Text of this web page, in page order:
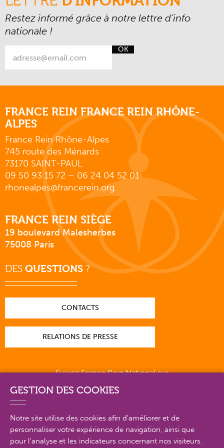
Restez informé grâce à notre lettre d’info
nationale !
OK
FRANCE REIN FRANCE REIN RHÔNE-
ALPES
France Rein Rhône-Alpes
745 route des Ménards
73170 SAINT-PAUL
09 50 93 15 72 – 06 24 04 52 01
rhonealpes@francerein.org
FRANCE REIN SIÈGE
19 boulevard Malesherbes
75008 Paris
DES QUESTIONS ?
CONTACTS
RELATIONS DE PRESSE
Suivez France Rein National sur
PLAN DU SITE EN DÉTAIL
GESTION DES COOKIES
Notre site utilise des cookies afin d'améliorer et de
personnaliser votre expérience de navigation, ainsi que
pour l'analyse et les indicateurs concernant nos visiteurs.